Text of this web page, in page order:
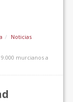
Noticias
murcianos a